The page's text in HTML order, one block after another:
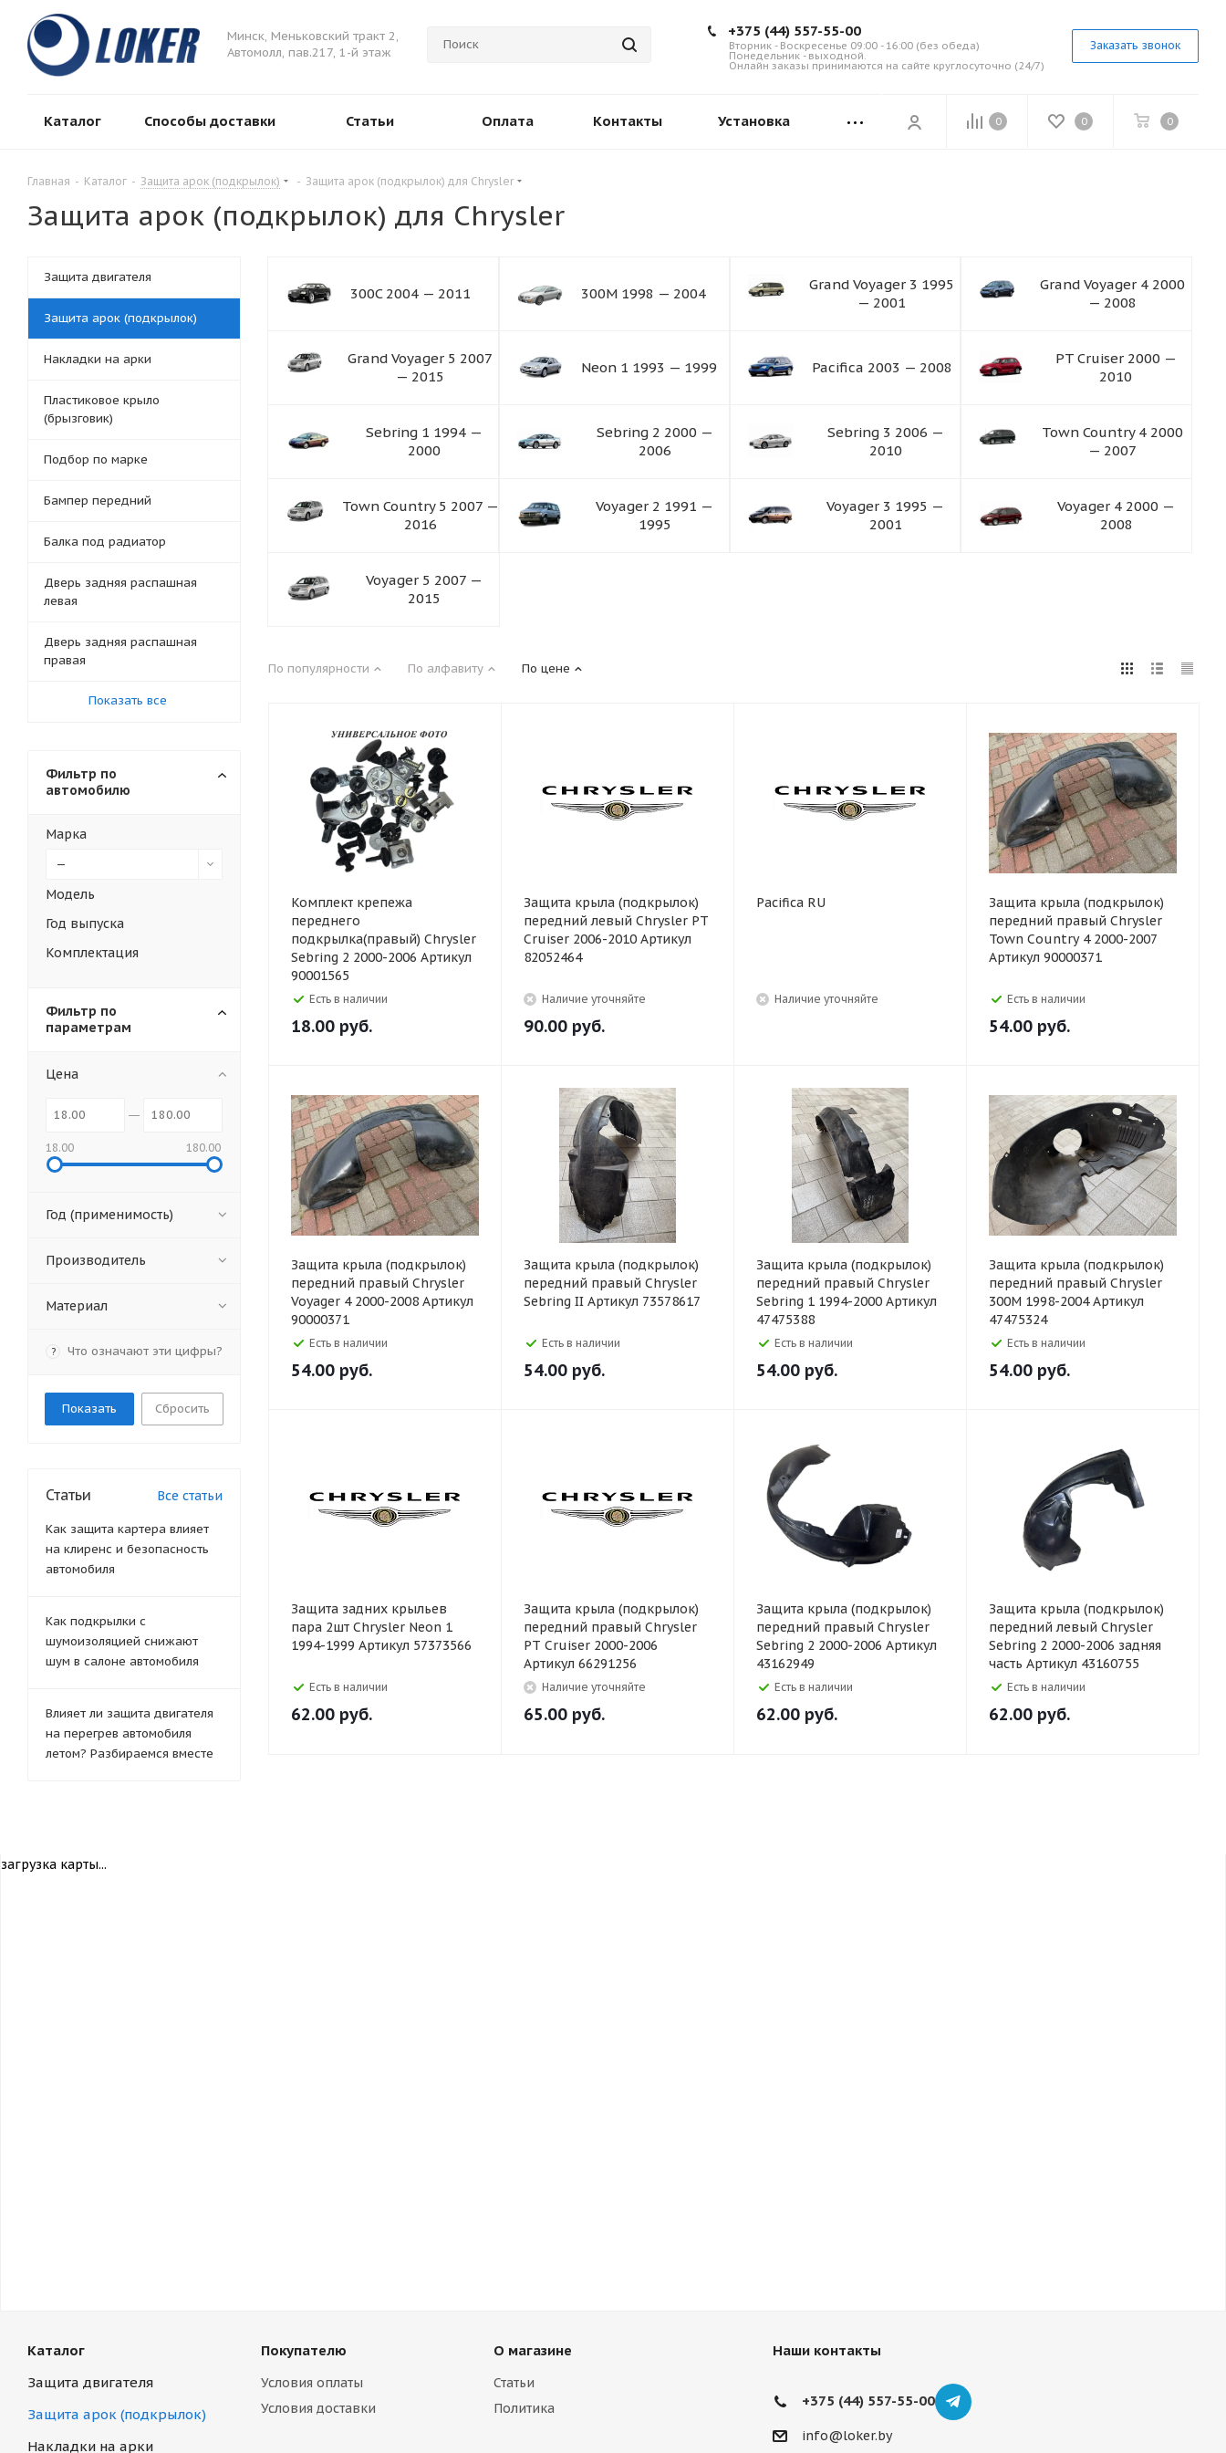
Минск, Меньковский тракт 2,
Автомолл, пав.217, 1-й этаж
+375 (44) 557-55-00
Вторник - Воскресенье 09:00 - 16:00 (без обеда)
Понедельник - выходной.
Онлайн заказы принимаются на сайте круглосуточно (24/7)
Заказать звонок
0 0 0
Каталог Способы доставки Статьи Оплата Контакты Установка
Главная - Каталог - Защита арок (подкрылок) - Защита арок (подкрылок) для Chrysler
Защита арок (подкрылок) для Chrysler
300C 2004 — 2011 300M 1998 — 2004
Grand Voyager 3 1995
— 2001
Grand Voyager 4 2000
— 2008
Grand Voyager 5 2007
— 2015
Neon 1 1993 — 1999 Pacifica 2003 — 2008
PT Cruiser 2000 —
2010
Sebring 1 1994 —
2000
Sebring 2 2000 —
2006
Sebring 3 2006 —
2010
Town Country 4 2000
— 2007
Town Country 5 2007 —
2016
Voyager 2 1991 —
1995
Voyager 3 1995 —
2001
Voyager 4 2000 —
2008
Voyager 5 2007 —
2015
По популярности По алфавиту По цене
Комплект крепежа
переднего
подкрылка(правый) Chrysler
Sebring 2 2000-2006 Артикул
90001565
Есть в наличии
18.00 руб.
Защита крыла (подкрылок)
передний левый Chrysler PT
Cruiser 2006-2010 Артикул
82052464
Наличие уточняйте
90.00 руб.
Pacifica RU
Наличие уточняйте
Защита крыла (подкрылок)
передний правый Chrysler
Town Country 4 2000-2007
Артикул 90000371
Есть в наличии
54.00 руб.
Защита крыла (подкрылок)
передний правый Chrysler
Voyager 4 2000-2008 Артикул
90000371
Есть в наличии
54.00 руб.
Защита крыла (подкрылок)
передний правый Chrysler
Sebring II Артикул 73578617
Есть в наличии
54.00 руб.
Защита крыла (подкрылок)
передний правый Chrysler
Sebring 1 1994-2000 Артикул
47475388
Есть в наличии
54.00 руб.
Защита крыла (подкрылок)
передний правый Chrysler
300M 1998-2004 Артикул
47475324
Есть в наличии
54.00 руб.
Защита задних крыльев
пара 2шт Chrysler Neon 1
1994-1999 Артикул 57373566
Есть в наличии
62.00 руб.
Защита крыла (подкрылок)
передний правый Chrysler
PT Cruiser 2000-2006
Артикул 66291256
Наличие уточняйте
65.00 руб.
Защита крыла (подкрылок)
передний правый Chrysler
Sebring 2 2000-2006 Артикул
43162949
Есть в наличии
62.00 руб.
Защита крыла (подкрылок)
передний левый Chrysler
Sebring 2 2000-2006 задняя
часть Артикул 43160755
Есть в наличии
62.00 руб.
Защита двигателя
Защита арок (подкрылок)
Накладки на арки
Пластиковое крыло
(брызговик)
Подбор по марке
Бампер передний
Балка под радиатор
Дверь задняя распашная
левая
Дверь задняя распашная
правая
Показать все
Фильтр по
автомобилю
Марка
—
Модель
Год выпуска
Комплектация
Фильтр по
параметрам
Цена
18.00 180.00
Год (применимость)
Производитель
Материал
? Что означают эти цифры?
Сбросить
Статьи Все статьи
Как защита картера влияет
на клиренс и безопасность
автомобиля
Как подкрылки с
шумоизоляцией снижают
шум в салоне автомобиля
Влияет ли защита двигателя
на перегрев автомобиля
летом? Разбираемся вместе
загрузка карты...
Каталог
Защита двигателя
Защита арок (подкрылок)
Накладки на арки
Покупателю
Условия оплаты
Условия доставки
О магазине
Статьи
Политика
Наши контакты
+375 (44) 557-55-00
info@loker.by